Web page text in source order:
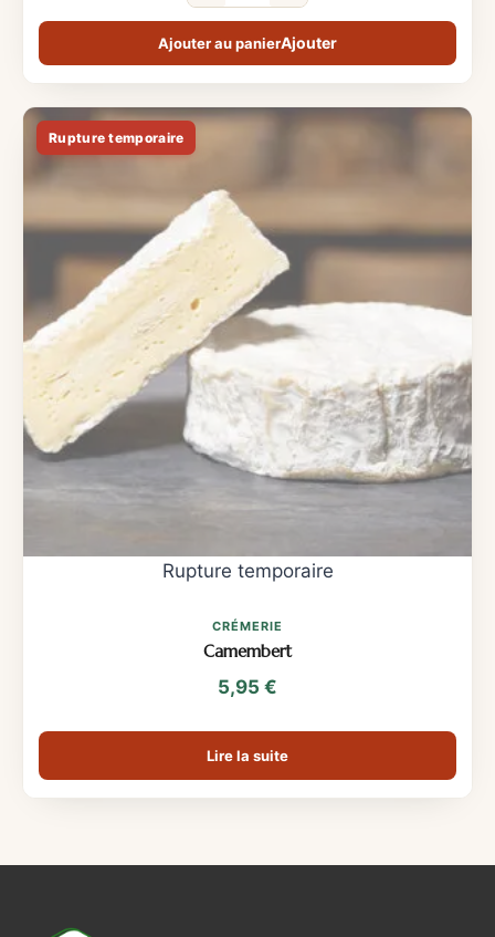
Ajouter au panier
CRÉMERIE
Camembert
5,95 €
Lire la suite